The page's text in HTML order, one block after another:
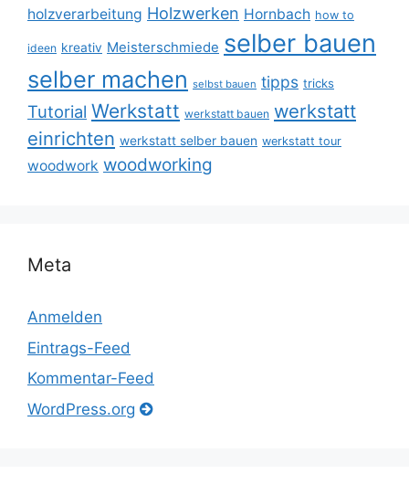
holzverarbeitung Holzwerken Hornbach how to
ideen kreativ Meisterschmiede selber bauen
selber machen selbst bauen tipps tricks
Tutorial Werkstatt werkstatt bauen werkstatt
einrichten werkstatt selber bauen werkstatt tour
woodwork woodworking
Meta
Anmelden
Eintrags-Feed
Kommentar-Feed
WordPress.org